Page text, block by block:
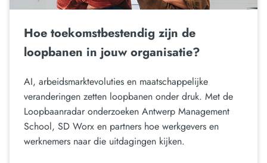
Hoe toekomstbestendig zijn de
loopbanen in jouw organisatie?
AI, arbeidsmarktevoluties en maatschappelijke
veranderingen zetten loopbanen onder druk. Met de
Loopbaanradar onderzoeken Antwerp Management
School, SD Worx en partners hoe werkgevers en
werknemers naar die uitdagingen kijken.